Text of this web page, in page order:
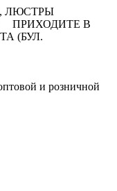
ЛЮСТРЫ
ПРИХОДИТЕ В
(БУЛ.
и розничной